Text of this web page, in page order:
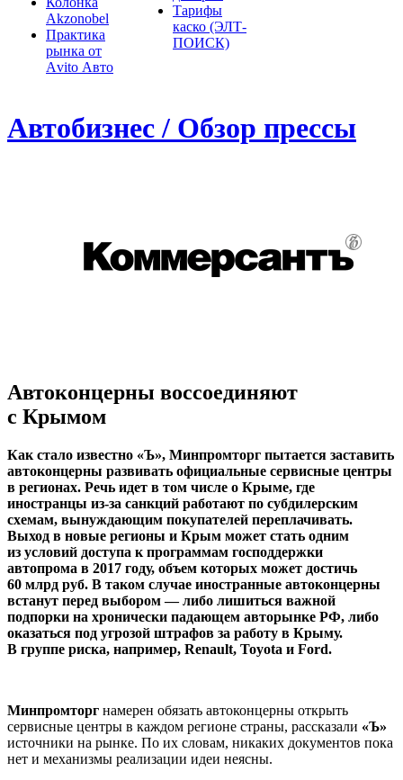
Akzonobel
Практика
рынка от
Аvito Авто
Тарифы
каско (ЭЛТ-
ПОИСК)
Автобизнес / Обзор прессы
Автоконцерны воссоединяют
с Крымом
Как стало известно «Ъ», Минпромторг пытается заставить
автоконцерны развивать официальные сервисные центры
в регионах. Речь идет в том числе о Крыме, где
иностранцы из-за санкций работают по субдилерским
схемам, вынуждающим покупателей переплачивать.
Выход в новые регионы и Крым может стать одним
из условий доступа к программам господдержки
автопрома в 2017 году, объем которых может достичь
60 млрд руб. В таком случае иностранные автоконцерны
встанут перед выбором — либо лишиться важной
подпорки на хронически падающем авторынке РФ, либо
оказаться под угрозой штрафов за работу в Крыму.
В группе риска, например, Renault, Toyota и Ford.
Минпромторг намерен обязать автоконцерны открыть
сервисные центры в каждом регионе страны, рассказали «Ъ»
источники на рынке. По их словам, никаких документов пока
нет и механизмы реализации идеи неясны.